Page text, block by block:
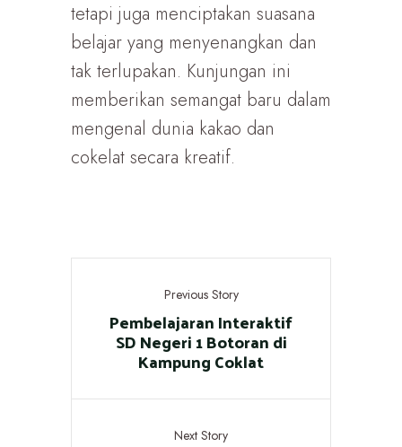
tetapi juga menciptakan suasana
belajar yang menyenangkan dan
tak terlupakan. Kunjungan ini
memberikan semangat baru dalam
mengenal dunia kakao dan
cokelat secara kreatif.
Previous Story
Pembelajaran Interaktif
SD Negeri 1 Botoran di
Kampung Coklat
Next Story